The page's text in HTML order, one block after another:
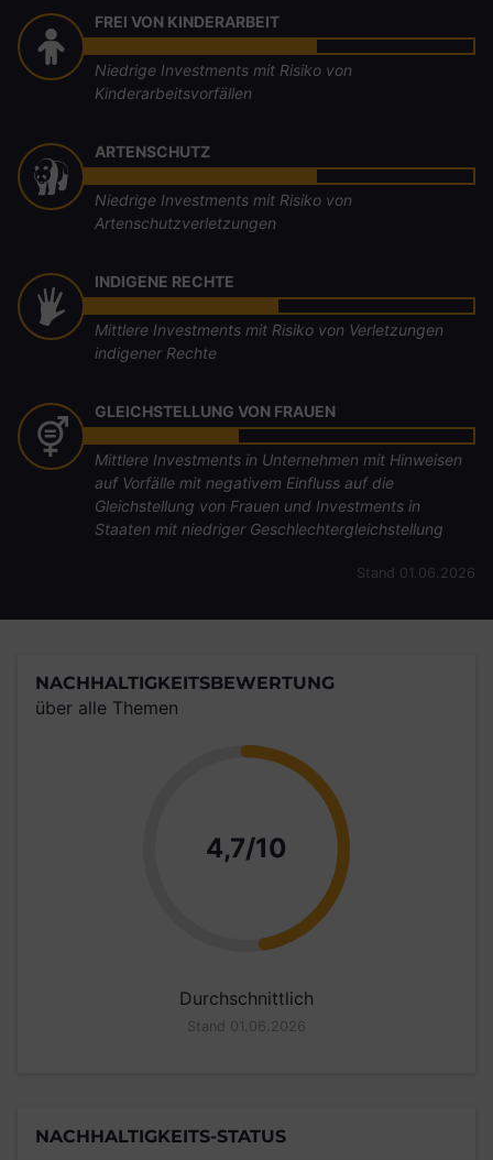
FREI VON KINDERARBEIT
Niedrige Investments mit Risiko von
Kinderarbeitsvorfällen
ARTENSCHUTZ
Niedrige Investments mit Risiko von
Artenschutzverletzungen
INDIGENE RECHTE
Mittlere Investments mit Risiko von Verletzungen
indigener Rechte
GLEICHSTELLUNG VON FRAUEN
Mittlere Investments in Unternehmen mit Hinweisen
auf Vorfälle mit negativem Einfluss auf die
Gleichstellung von Frauen und Investments in
Staaten mit niedriger Geschlechtergleichstellung
Stand 01.06.2026
NACHHALTIGKEITSBEWERTUNG
über alle Themen
4,7/10 Punkte
Durchschnittlich
Stand 01.06.2026
NACHHALTIGKEITS-STATUS